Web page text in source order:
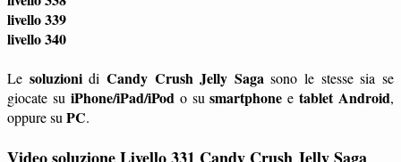
livello 339
livello 340
Le soluzionidi Candy Crush Jelly Saga sono le stesse sia se
giocate su iPhone/iPad/iPod o susmartphone etablet Android,
oppure su PC.